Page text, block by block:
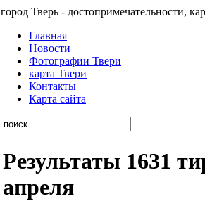
город Тверь - достопримечательности,
Главная
Новости
Фотографии Твери
карта Твери
Контакты
Карта сайта
Результаты 1631
апреля